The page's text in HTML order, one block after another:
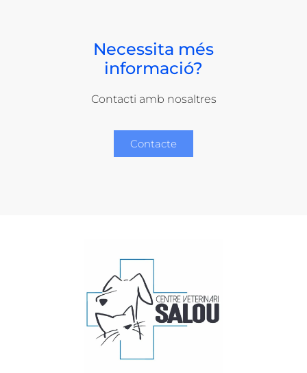
Necessita més
informació?
Contacti amb nosaltres
Contacte